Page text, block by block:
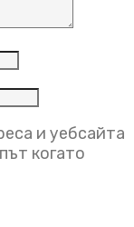
и уебсайта
когато